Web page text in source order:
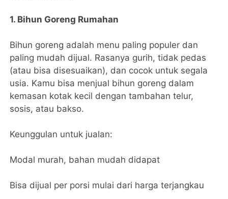
1. Bihun Goreng Rumahan
Bihun goreng adalah menu paling populer dan
paling mudah dijual. Rasanya gurih, tidak pedas
(atau bisa disesuaikan), dan cocok untuk segala
usia. Kamu bisa menjual bihun goreng dalam
kemasan kotak kecil dengan tambahan telur,
sosis, atau bakso.
Keunggulan untuk jualan:
Modal murah, bahan mudah didapat
Bisa dijual per porsi mulai dari harga terjangkau